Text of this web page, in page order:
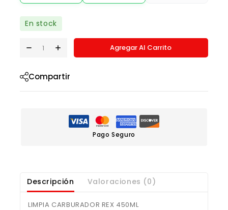
En stock
Agregar Al Carrito
Compartir
Pago Seguro
Descripción Valoraciones (0)
LIMPIA CARBURADOR REX 450ML